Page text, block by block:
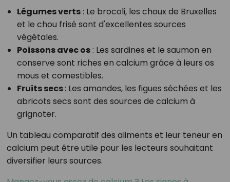
Légumes verts: Le brocoli, les choux de Bruxelles
et le chou frisé sont d'excellentes sources
végétales.
Poissons avec os: Les sardines et le saumon en
conserve sont riches en calcium grâce à leurs os
mous et comestibles.
Fruits secs: Les amandes, les figues séchées et les
abricots secs sont des sources de calcium à
grignoter.
Un tableau comparatif des aliments et leur teneur en
calcium peut être utile pour les lecteurs souhaitant
diversifier leurs sources.